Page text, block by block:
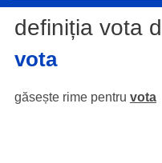
definiția vota
vota
găsește rime pentru vota